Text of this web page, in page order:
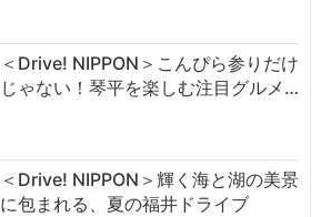
＜Drive! NIPPON＞こんぴら参りだけ
じゃない！琴平を楽しむ注目グルメ…
＜Drive! NIPPON＞輝く海と湖の美景
に包まれる、夏の福井ドライブ